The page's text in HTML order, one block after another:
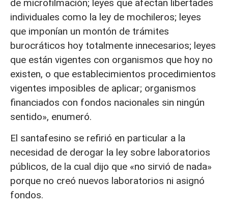
de microfilmación; leyes que afectan libertades
individuales como la ley de mochileros; leyes
que imponían un montón de trámites
burocráticos hoy totalmente innecesarios; leyes
que están vigentes con organismos que hoy no
existen, o que establecimientos procedimientos
vigentes imposibles de aplicar; organismos
financiados con fondos nacionales sin ningún
sentido», enumeró.
El santafesino se refirió en particular a la
necesidad de derogar la ley sobre laboratorios
públicos, de la cual dijo que «no sirvió de nada»
porque no creó nuevos laboratorios ni asignó
fondos.